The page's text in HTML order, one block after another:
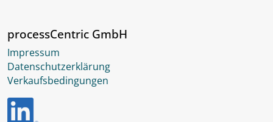
processCentric GmbH
Impressum
Datenschutzerklärung
Verkaufsbedingungen